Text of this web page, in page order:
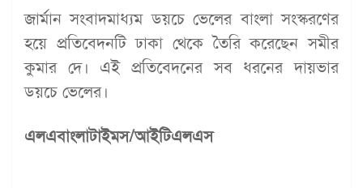
জার্মান সংবাদমাধ্যম ডয়চে ভেলের বাংলা সংস্করণের
হয়ে প্রতিবেদনটি ঢাকা থেকে তৈরি করেছেন সমীর
কুমার দে। এই প্রতিবেদনের সব ধরনের দায়ভার
ডয়চে ভেলের।
এলএবাংলাটাইমস/আইটিএলএস